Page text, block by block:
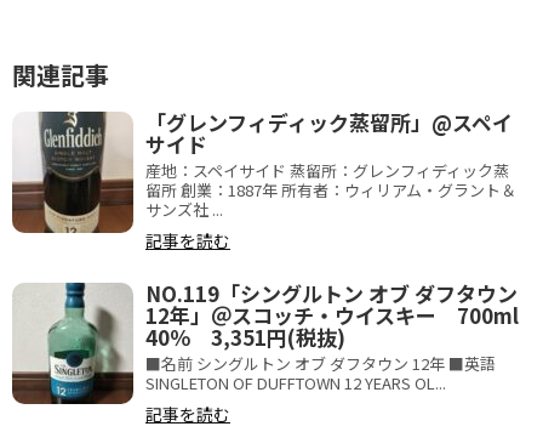
関連記事
「グレンフィディック蒸留所」@スペイ
サイド
産地：スペイサイド 蒸留所：グレンフィディック蒸
留所 創業：1887年 所有者：ウィリアム・グラント＆
サンズ社 ...
記事を読む
NO.119「シングルトン オブ ダフタウン
12年」＠スコッチ・ウイスキー 700ml
40％ 3,351円(税抜)
■名前 シングルトン オブ ダフタウン 12年 ■英語
SINGLETON OF DUFFTOWN 12 YEARS OL...
記事を読む